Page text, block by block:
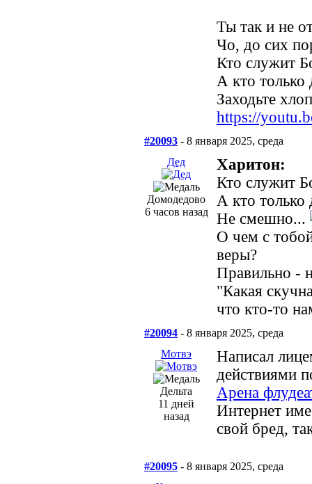
Ты так и не
Чо, до сих
Кто служит
А кто только
Заходьте
https://
#20093 - 8 января 2025, среда
Дед
Домодедово
6 часов назад
Харитон:
Кто служит
А кто только
Не смешно...
О чем с
веры?
Правильно -
"Какая
что кто-то
#20094 - 8 января 2025, среда
Мотвэ
Дельта
11 дней
назад
Написал
действиями
Арена
Интернет
свой бред,
#20095 - 8 января 2025, среда